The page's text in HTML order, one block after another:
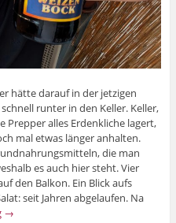
hätte darauf in der jetzigen
runter in den Keller. Keller,
Prepper alles Erdenkliche lagert,
mal etwas länger anhalten.
die man
es auch hier steht. Vier
den Balkon. Ein Blick aufs
seit Jahren abgelaufen. Na
→